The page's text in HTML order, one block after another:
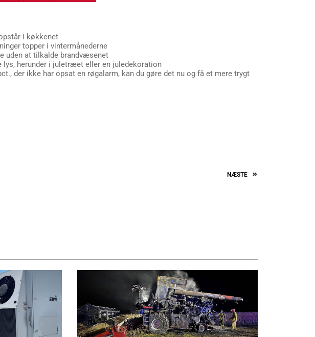
i køkkenet
topper i vintermånederne
uden at tilkalde brandvæsenet
lys, herunder i juletræet eller en juledekoration
der ikke har opsat en røgalarm, kan du gøre det nu og få et mere trygt
NÆSTE